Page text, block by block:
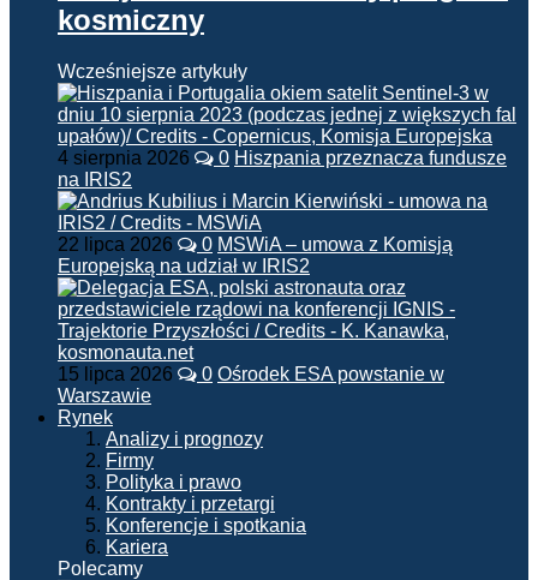
kosmiczny
Wcześniejsze artykuły
4 sierpnia 2026 0 Hiszpania przeznacza fundusze
na IRIS2
22 lipca 2026 0 MSWiA – umowa z Komisją
Europejską na udział w IRIS2
15 lipca 2026 0 Ośrodek ESA powstanie w
Warszawie
Rynek
Analizy i prognozy
Firmy
Polityka i prawo
Kontrakty i przetargi
Konferencje i spotkania
Kariera
Polecamy